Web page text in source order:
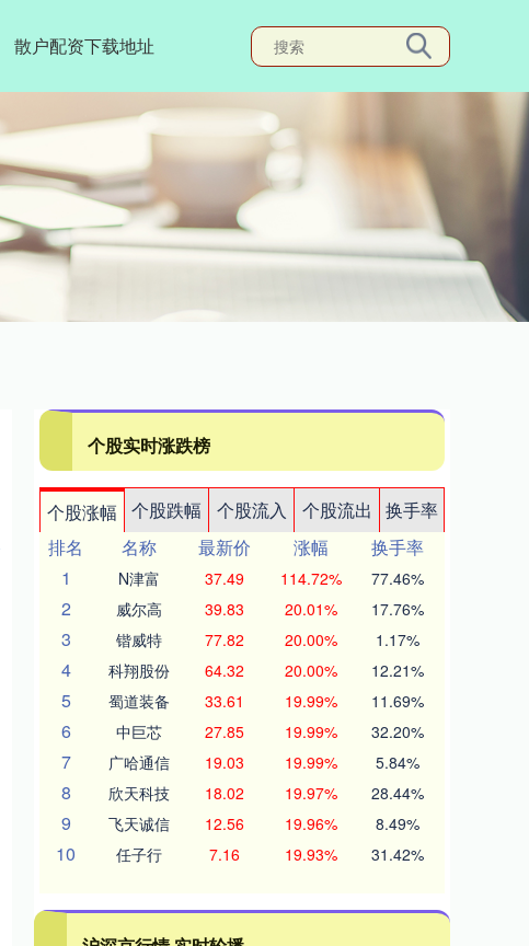
散户配资下载地址
个股实时涨跌榜
个股涨幅 个股跌幅 个股流入 个股流出
换手率
排名
名称 最新价 涨幅
换手率
1
N津富 37.49 114.72% 77.46%
2 威尔高 39.83 20.01% 17.76%
3 锴威特 77.82 20.00% 1.17%
4 科翔股份 64.32 20.00% 12.21%
5 蜀道装备 33.61 19.99% 11.69%
6 中巨芯 27.85 19.99% 32.20%
7 广哈通信 19.03 19.99% 5.84%
8 欣天科技 18.02 19.97% 28.44%
9 飞天诚信 12.56 19.96% 8.49%
10 任子行 7.16 19.93% 31.42%